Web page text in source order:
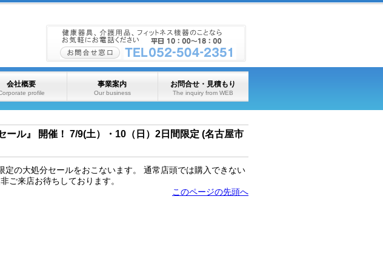
会社概要
profile
事業案内
Our business
お問合せ・見積もり
The inquiry from WEB
ール』 開催！ 7/9(土）・10（日）2日間限定 (名古屋市
定の大処分セールをおこないます。 通常店頭では購入できない
ご来店お待ちしております。
このページの先頭へ